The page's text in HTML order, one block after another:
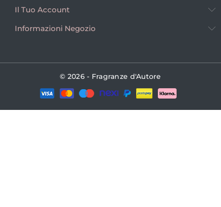
Il Tuo Account
Informazioni Negozio
© 2026 - Fragranze d'Autore